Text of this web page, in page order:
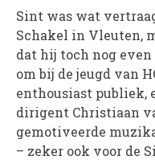
Sint was wat
Schakel in Vleuten,
dat hij toch nog
om bij de jeugd van
enthousiast publiek,
dirigent Christiaan
gemotiveerde
– zeker ook voor de